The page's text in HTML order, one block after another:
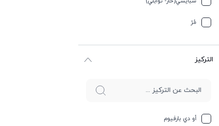
جوز الهند
حامِض
مُرّ
التركيز
أو دي بارفيوم